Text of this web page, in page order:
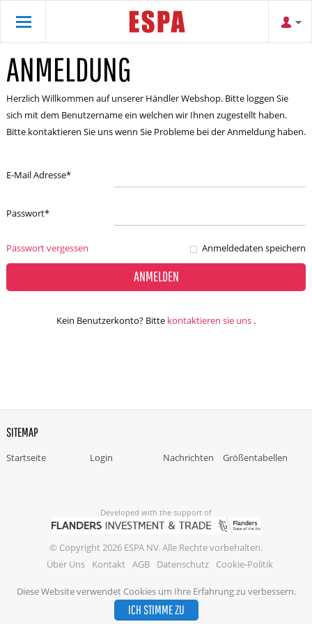
Diese Website verwendet Cookies um Ihre Erfahrung zu verbessern.
ICH STIMME ZU
ANMELDUNG
Herzlich Willkommen auf unserer Händler Webshop. Bitte loggen Sie
sich mit dem Benutzername ein welchen wir Ihnen zugestellt haben.
Bitte kontaktieren Sie uns wenn Sie Probleme bei der Anmeldung haben.
E-Mail Adresse*
Passwort*
Passwort vergessen Anmeldedaten speichern
ANMELDEN
Kein Benutzerkonto? Bitte kontaktieren sie uns .
SITEMAP
Startseite Login Nachrichten Größentabellen
Developed with the support of
© Copyright 2026 ESPA NV. Alle Rechte vorbehalten.
Über Uns
Kontakt AGB Datenschutz Cookie-Politik